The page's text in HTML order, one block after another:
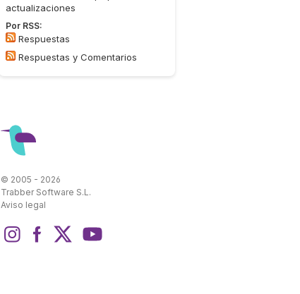
actualizaciones
Por RSS:
Respuestas
Respuestas y Comentarios
© 2005 - 2026
Trabber Software S.L.
Aviso legal